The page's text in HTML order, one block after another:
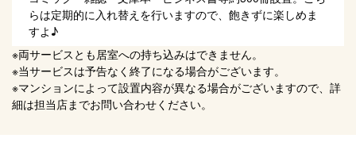
らは定期的に入れ替えを行いますので、飽きずに楽しめま
すよ♪
※両サービスとも居室への持ち込みはできません。
※当サービスは予告なく終了になる場合がございます。
※マンションによって設置内容が異なる場合がございますので、詳
細は担当店までお問い合わせください。